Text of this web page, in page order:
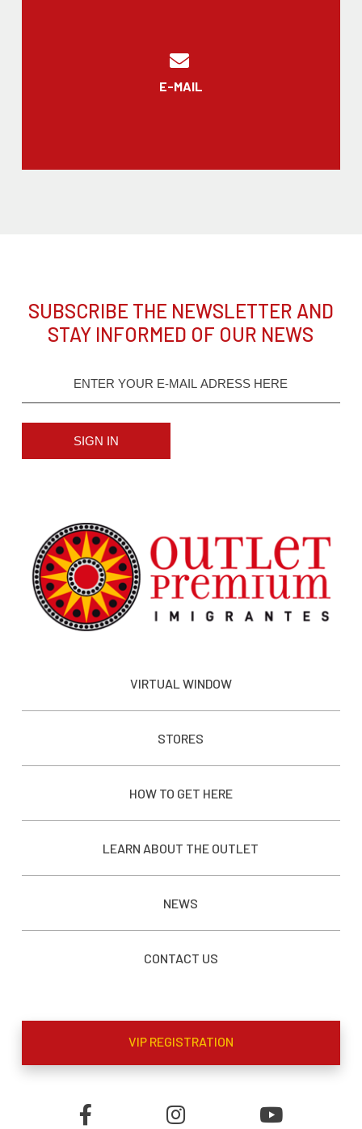
E-MAIL
SUBSCRIBE THE NEWSLETTER AND
STAY INFORMED OF OUR NEWS
SIGN IN
VIRTUAL WINDOW
STORES
HOW TO GET HERE
LEARN ABOUT THE OUTLET
NEWS
CONTACT US
VIP REGISTRATION